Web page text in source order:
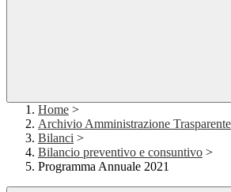
Home >
Archivio Amministrazione Trasparente
Bilanci >
Bilancio preventivo e consuntivo >
Programma Annuale 2021